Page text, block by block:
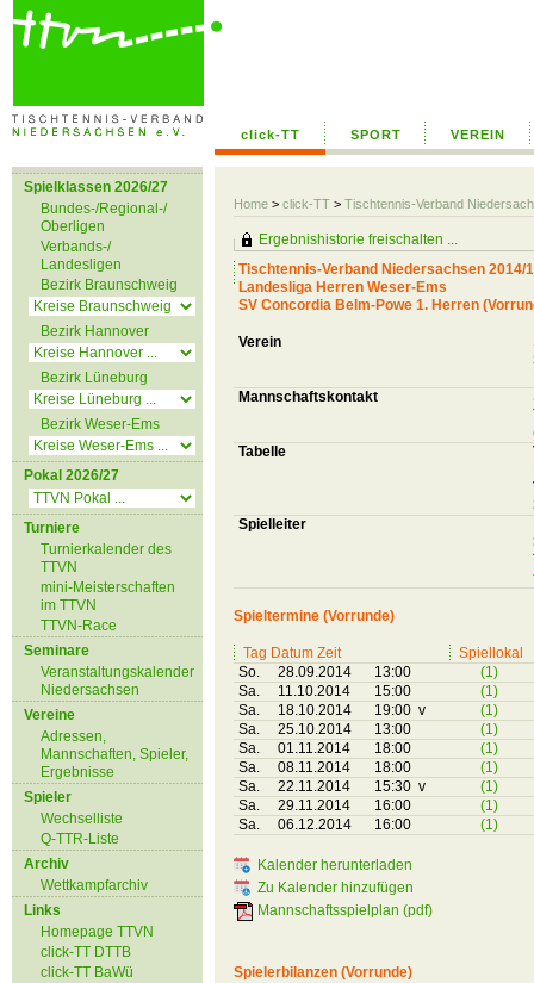
click-TT SPORT VEREIN
Home > click-TT > Tischtennis-Verband
Spielklassen 2026/27
Bundes-/Regional-/
Oberligen
Verbands-/
Landesligen
Bezirk Braunschweig
Bezirk Hannover
Bezirk Lüneburg
Bezirk Weser-Ems
Pokal 2026/27
Turniere
Turnierkalender des
TTVN
mini-Meisterschaften
im TTVN
TTVN-Race
Seminare
Veranstaltungskalender
Niedersachsen
Vereine
Adressen,
Mannschaften, Spieler,
Ergebnisse
Spieler
Wechselliste
Q-TTR-Liste
Archiv
Wettkampfarchiv
Links
Homepage TTVN
click-TT DTTB
click-TT BaWü
Ergebnishistorie freischalten ...
Tischtennis-Verband Niedersachsen 2014/
Landesliga Herren Weser-Ems
SV Concordia Belm-Powe 1. Herren
Verein
Mannschaftskontakt
Tabelle
Spielleiter
Spieltermine (Vorrunde)
Tag Datum Zeit
Spiellokal
So.
28.09.2014 13:00
(1)
Sa.
11.10.2014 15:00
(1)
Sa.
18.10.2014 19:00 v
(1)
Sa.
25.10.2014 13:00
(1)
Sa.
01.11.2014 18:00
(1)
Sa.
08.11.2014 18:00
(1)
Sa.
22.11.2014 15:30 v
(1)
Sa.
29.11.2014 16:00
(1)
Sa.
06.12.2014 16:00 (1)
Kalender herunterladen
Zu Kalender hinzufügen
Mannschaftsspielplan (pdf)
Spielerbilanzen (Vorrunde)